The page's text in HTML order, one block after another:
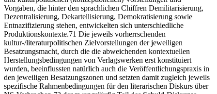
Vorgaben, die hinter den sprachlichen Chiffren Demilitarisierung,
Dezentralisierung, Dekartellisierung, Demokratisierung sowie
Entnazifizierung stehen, entwickelten sich unterschiedliche
Produktionskontexte.71 Die jeweils vorherrschenden
kultur-/literaturpolitischen Zielvorstellungen der jeweiligen
Besatzungsmacht, durch die die abweichenden kontextuellen
Herstellungsbedingungen von Verlagswerken erst konstituiert
wurden, beeinflussten natürlich auch die Veröffentlichungspraxis in
den jeweiligen Besatzungszonen und setzten damit zugleich jeweils
spezifische Rahmenbedingungen für den literarischen Diskurs über